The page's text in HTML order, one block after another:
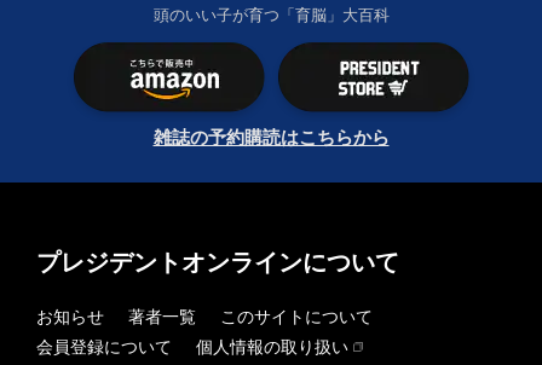
頭のいい子が育つ「育脳」大百科
雑誌の予約購読はこちらから
プレジデントオンラインについて
お知らせ 著者一覧
このサイトについて
会員登録について
個人情報の取り扱い